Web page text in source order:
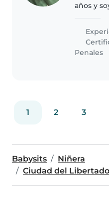
años y
pasar
paciente
Penales
1 2 3
Babysits
Niñera
Ciudad del